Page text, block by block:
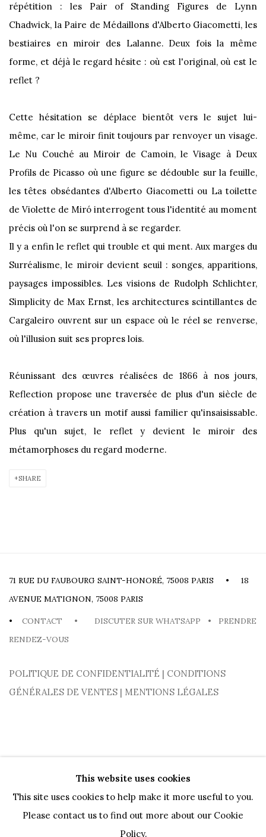
répétition : les Pair of Standing Figures de Lynn
Chadwick, la Paire de Médaillons d'Alberto Giacometti, les
bestiaires en miroir des Lalanne. Deux fois la même
forme, et déjà le regard hésite : où est l'original, où est le
reflet ?
Cette hésitation se déplace bientôt vers le sujet lui-
même, car le miroir finit toujours par renvoyer un visage.
Le Nu Couché au Miroir de Camoin, le Visage à Deux
Profils de Picasso où une figure se dédouble sur la feuille,
les têtes obsédantes d'Alberto Giacometti ou La toilette
de Violette de Miró interrogent tous l'identité au moment
précis où l'on se surprend à se regarder.
Il y a enfin le reflet qui trouble et qui ment. Aux marges du
Surréalisme, le miroir devient seuil : songes, apparitions,
paysages impossibles. Les visions de Rudolph Schlichter,
Simplicity de Max Ernst, les architectures scintillantes de
Cargaleiro ouvrent sur un espace où le réel se renverse,
où l'illusion suit ses propres lois.
Réunissant des œuvres réalisées de 1866 à nos jours,
Reflection propose une traversée de plus d'un siècle de
création à travers un motif aussi familier qu'insaisissable.
Plus qu'un sujet, le reflet y devient le miroir des
métamorphoses du regard moderne.
SHARE
71 RUE DU FAUBOURG SAINT-HONORÉ, 75008 PARIS • 18
AVENUE MATIGNON, 75008 PARIS
• CONTACT • DISCUTER SUR WHATSAPP •
PRENDRE
RENDEZ-VOUS
POLITIQUE DE CONFIDENTIALITÉ | CONDITIONS
GÉNÉRALES DE VENTES | MENTIONS LÉGALES
PRIVACY POLICY COOKIE POLICY MANAGE COOKIES
MOUVEMENTS
This website uses cookies
This site uses cookies to help make it more useful to you.
Please contact us to find out more about our Cookie
Policy.